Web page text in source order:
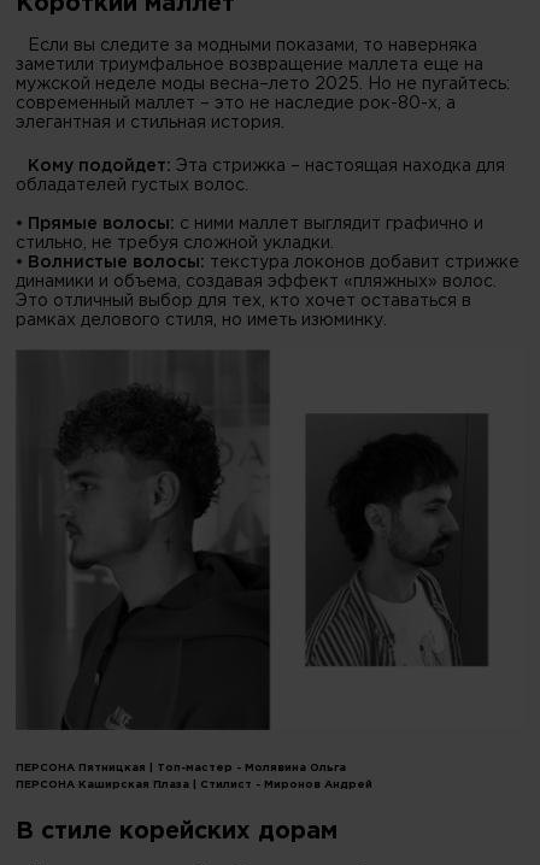
Короткий маллет
Если вы следите за модными показами, то наверняка
заметили триумфальное возвращение маллета еще на
мужской неделе моды весна–лето 2025. Но не пугайтесь:
современный маллет – это не наследие рок-80-х, а
элегантная и стильная история.
Кому подойдет: Эта стрижка – настоящая находка для
обладателей густых волос.
• Прямые волосы: с ними маллет выглядит графично и
стильно, не требуя сложной укладки.
• Волнистые волосы: текстура локонов добавит стрижке
динамики и объема, создавая эффект «пляжных» волос.
Это отличный выбор для тех, кто хочет оставаться в
рамках делового стиля, но иметь изюминку.
ПЕРСОНА Пятницкая | Топ-мастер - Молявина Ольга
ПЕРСОНА Каширская Плаза | Стилист - Миронов Андрей
В стиле корейских дорам